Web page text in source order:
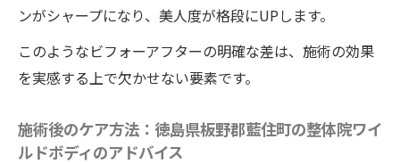
ンがシャープになり、美人度が格段にUPします。
このようなビフォーアフターの明確な差は、施術の効果
を実感する上で欠かせない要素です。
施術後のケア方法：徳島県板野郡藍住町の整体院ワイ
ルドボディのアドバイス